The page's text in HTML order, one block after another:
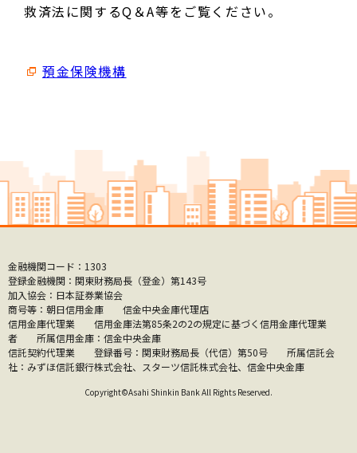
救済法に関するQ＆A等をご覧ください。
預金保険機構
金融機関コード：1303
登録金融機関：関東財務局長（登金）第143号
加入協会：日本証券業協会
商号等：朝日信用金庫 信金中央金庫代理店
信用金庫代理業 信用金庫法第85条2の2の規定に基づく信用金庫代理業
者 所属信用金庫：信金中央金庫
信託契約代理業 登録番号：関東財務局長（代信）第50号 所属信託会
社：みずほ信託銀行株式会社、スターツ信託株式会社、信金中央金庫
Copyright©Asahi Shinkin Bank All Rights Reserved.